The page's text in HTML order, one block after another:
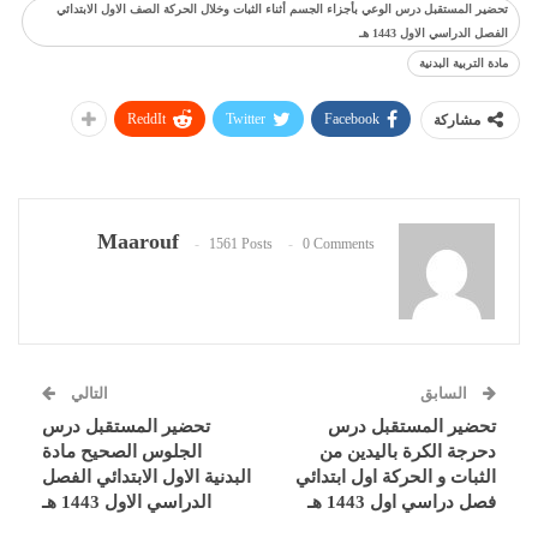
تحضير المستقبل درس الوعي بأجزاء الجسم أثناء الثبات وخلال الحركة الصف الاول الابتدائي
الفصل الدراسي الاول 1443 هـ
مادة التربية البدنية
مشاركة Facebook
Twitter
ReddIt
Maarouf 1561 Posts 0 Comments
السابق
تحضير المستقبل درس
دحرجة الكرة باليدين من
الثبات و الحركة اول ابتدائي
فصل دراسي اول 1443 هـ
التالي
تحضير المستقبل درس
الجلوس الصحيح مادة
البدنية الاول الابتدائي الفصل
الدراسي الاول 1443 هـ